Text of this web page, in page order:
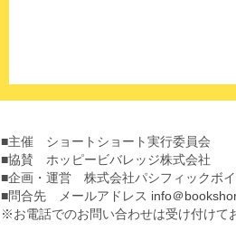
■主催 ショートショート実行委員会
■協賛 ホッピービバレッジ株式会社
■企画・運営 株式会社パシフィックボ
■問合先 メールアドレス info＠
※お電話でのお問い合わせは受け付けて